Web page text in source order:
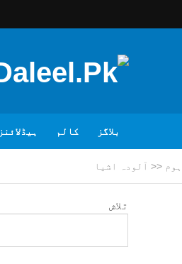
بلاگز کالم ہیڈلائنز
ہوم << آلودہ اشیا
تلاش